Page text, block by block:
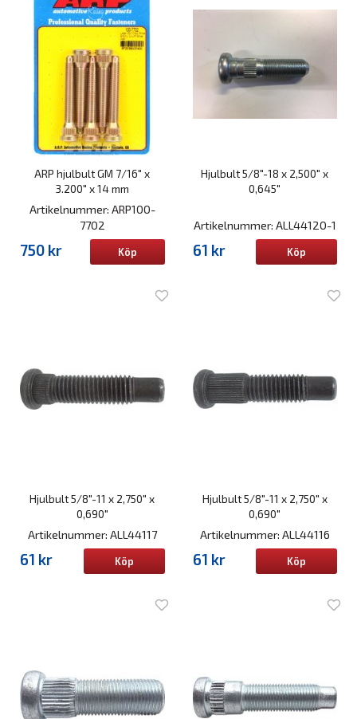
ARP hjulbult GM 7/16" x
3.200" x 14 mm
Artikelnummer: ARP100-
7702
750 kr Köp
Hjulbult 5/8"-18 x 2,500" x
0,645"
Artikelnummer: ALL44120-1
61 kr Köp
Hjulbult 5/8"-11 x 2,750" x
0,690"
Artikelnummer: ALL44117
61 kr Köp
Hjulbult 5/8"-11 x 2,750" x
0,690"
Artikelnummer: ALL44116
61 kr Köp